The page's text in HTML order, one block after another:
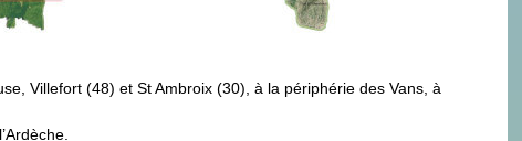
Villefort (48) et St Ambroix (30), à la périphérie des Vans, à